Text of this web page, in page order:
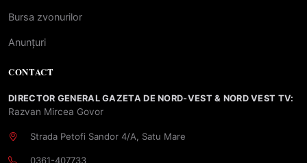
Bursa zvonurilor
Anunțuri
CONTACT
DIRECTOR GENERAL GAZETA DE NORD-VEST & NORD VEST TV:
Razvan Mircea Govor
Strada Petofi Sandor 4/A, Satu Mare
0361-407733